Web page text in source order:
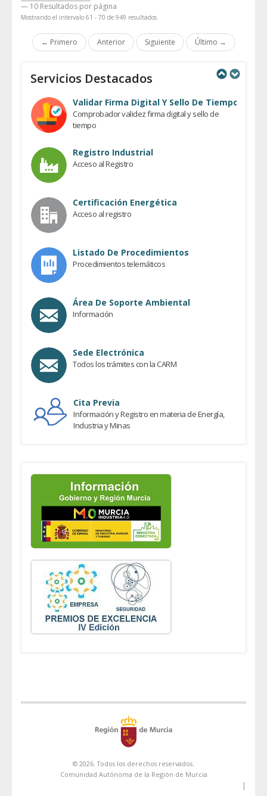
— 10 Resultados por página
Mostrando el intervalo 61 - 70 de 949 resultados.
← Primero Anterior Siguiente Último →
Servicios Destacados
Validar Firma Digital Y Sello De Tiempo
Comprobador validez firma digital y sello de
tiempo
Registro Industrial
Acceso al Registro
Certificación Energética
Acceso al registro
Listado De Procedimientos
Procedimientos telemáticos
Área De Soporte Ambiental
Información
Sede Electrónica
Todos los trámites con la CARM
Cita Previa
Información y Registro en materia de Energía,
Industria y Minas
Previous
© 2026. Todos los derechos reservados.
Comunidad Autónoma de la Región de Murcia
|